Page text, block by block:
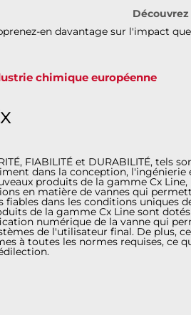
en davantage sur l'impact
chimique européenne
FIABILITÉ et DURABILITÉ, tels
dans la conception, l'ingénierie
produits de la gamme Cx Line,
en matière de vannes qui
fiables dans les conditions uniques
de la gamme Cx Line sont dotés
numérique de la vanne qui
de l'utilisateur final. De plus,
à toutes les normes requises, ce